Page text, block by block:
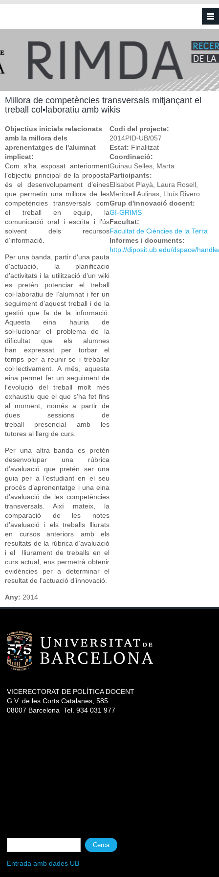
Vés al contingut
Millora de competències transversals mitjançant el
treball col•laboratiu amb wikis
Objectius inicials relacionats
amb la millora dels
aprenentatges de l'alumnat
implicat:
Com s’ha exposat anteriorment
l’objectiu principal de la proposta
és el desenvolupament d’eines
que permetin una millora de les
competències transversals com
el treball en equip, la
comunicació oral i escrita i l’ús
solvent dels recursos
d’informació.
Per una banda, partir d'una pauta
d'actuació, la planificacio
d'activitats i la utilització d'un wiki
es pretén potenciar el treball
col·laboratiu de l’alumnat i fer un
seguiment d'aquest treball i de la
gestió que fa de la informació.
Aquesta eina hauria de
sol·lucionar el problema de la
dificultat que els alumnes
han expressat per torbar el
temps per a reunir-se i treballar
col·lectivament. A més, aquesta
eina permet fer un seguiment de
l'evolució del treball molt més
exhaustiu que el que s'ha fet fins
al moment, només a partir de
dues sessions de
treball presencial amb les
tutores al llarg de curs.
Per una altra banda es pretén
desenvolupar una rúbrica
d’avaluació que pretén ser una
guia per a l’estudiant en el seu
procés d’aprenentatge i una eina
d’avaluació de les competències
transversals. Així mateix, la
comparació de les notes
d’avaluació i els treballs lliurats
en cursos anteriors amb els
resultats de la rúbrica d’avaluació
i el lliurament de treballs en el
curs actual, ens permetrà obtenir
evidències per a determinar el
resultat de l’actuació d’innovació.
Codi del projecte:
2014PID-UB/057
Estat: Finalitzat
Coordinació:
Guinau Selles, Marta
Participants:
Elisabet Playà, Laura Rosell,
Meritxell Aulinas, Lluís Rivero
Grup d'innovació docent:
GI-GRIMS
Facultat:
Facultat de Ciències de la Terra
Informes i documents:
http://diposit.ub.edu/dspace/
Any: 2014
VICERECTORAT DE POLÍTICA DOCENT
G.V. de les Corts Catalanes, 585
08007 Barcelona Tel. 934 031 977
Formulari de cerca
Cerca
Entrada amb dades UB